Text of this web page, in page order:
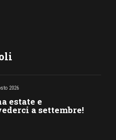
2026
estate e
a settembre!